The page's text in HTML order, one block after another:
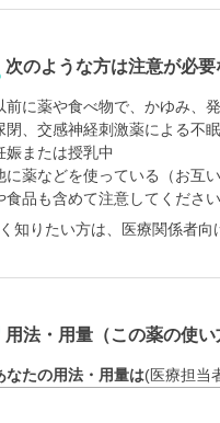
次のような方は注意が必
前に薬や食べ物で、かゆみ、
閉、交感神経刺激薬による不
娠または授乳中
に薬などを使っている（お互
食品も含めて注意してください
知りたい方は、医療関係者向
用法・用量（この薬の使い
なたの用法・用量は(医療担当